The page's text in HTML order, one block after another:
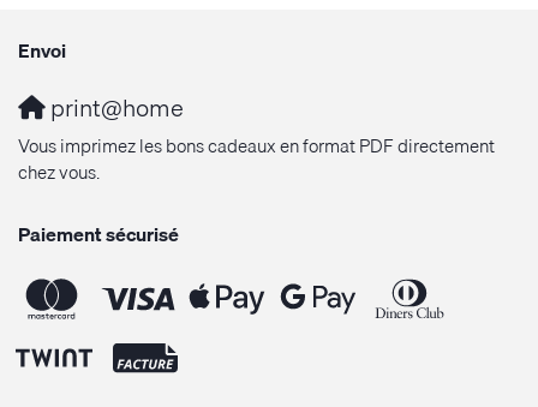
Envoi
print@home
Vous imprimez les bons cadeaux en format PDF directement
chez vous.
Paiement sécurisé